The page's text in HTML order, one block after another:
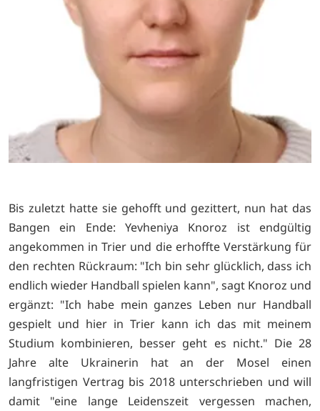
Bis zuletzt hatte sie gehofft und gezittert, nun hat das
Bangen ein Ende: Yevheniya Knoroz ist endgültig
angekommen in Trier und die erhoffte Verstärkung für
den rechten Rückraum: "Ich bin sehr glücklich, dass ich
endlich wieder Handball spielen kann", sagt Knoroz und
ergänzt: "Ich habe mein ganzes Leben nur Handball
gespielt und hier in Trier kann ich das mit meinem
Studium kombinieren, besser geht es nicht." Die 28
Jahre alte Ukrainerin hat an der Mosel einen
langfristigen Vertrag bis 2018 unterschrieben und will
damit "eine lange Leidenszeit vergessen machen,